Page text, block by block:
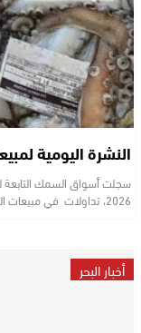
النشرة اليومية لمبيعات
2026، تداولات في مبيعات الأخطبوط،…
أخبار البحر